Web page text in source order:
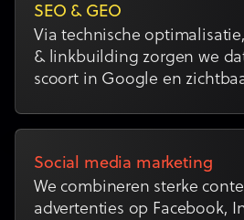
SEO & GEO
Via technische
& linkbuilding zorgen we
scoort in Google en
Social media marketing
We combineren sterke
advertenties op Facebook,